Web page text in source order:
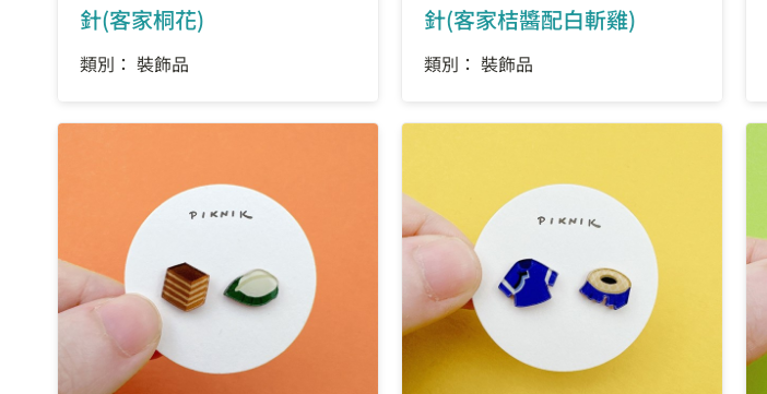
針(客家桐花)
類別： 裝飾品
針(客家桔醬配白斬雞)
類別： 裝飾品